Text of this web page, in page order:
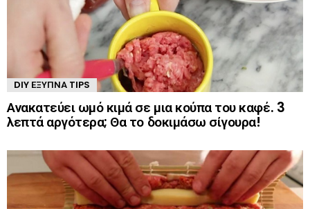
DIY ΈΞΥΠΝΑ TIPS
Ανακατεύει ωμό κιμά σε μια κούπα του καφέ. 3
λεπτά αργότερα; Θα το δοκιμάσω σίγουρα!